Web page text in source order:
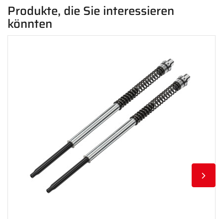
Produkte, die Sie interessieren
könnten